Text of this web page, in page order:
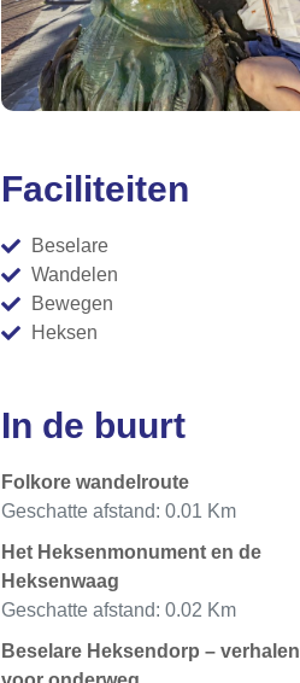
Faciliteiten
Beselare
Wandelen
Bewegen
Heksen
In de buurt
Folkore wandelroute
Geschatte afstand: 0.01 Km
Het Heksenmonument en de
Heksenwaag
Geschatte afstand: 0.02 Km
Beselare Heksendorp – verhalen